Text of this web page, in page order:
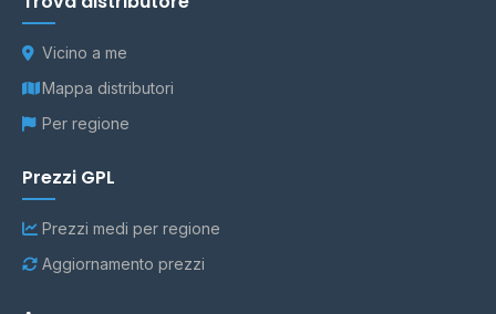
Vicino a me
Mappa distributori
Per regione
Prezzi GPL
Prezzi medi per regione
Aggiornamento prezzi